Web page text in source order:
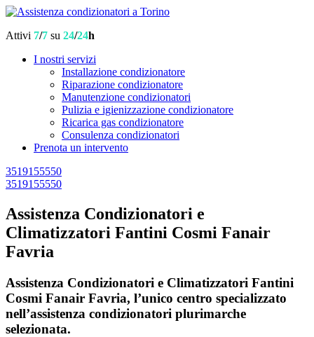
Attivi 7/7 su 24/24h
I nostri servizi
Installazione condizionatore
Riparazione condizionatore
Manutenzione condizionatori
Pulizia e igienizzazione condizionatore
Ricarica gas condizionatore
Consulenza condizionatori
Prenota un intervento
3519155550
3519155550
Assistenza Condizionatori e
Climatizzatori Fantini Cosmi Fanair
Favria
Assistenza Condizionatori e Climatizzatori Fantini
Cosmi Fanair Favria, l’unico centro specializzato
nell’assistenza condizionatori plurimarche
selezionata.